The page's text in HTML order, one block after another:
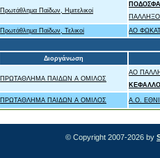
Πρωτάθλημα Παίδων, Ημιτελικοί
Πρωτάθλημα Παίδων, Τελικοί ΑΟ
Διοργάνωση
ΠΡΩΤΑΘΛΗΜΑ ΠΑΙΔΩΝ Α ΟΜΙΛΟΣ
ΑΟ
ΠΡΩΤΑΘΛΗΜΑ ΠΑΙΔΩΝ Α ΟΜΙΛΟΣ A.O.
© Copyright 2007-2026 by